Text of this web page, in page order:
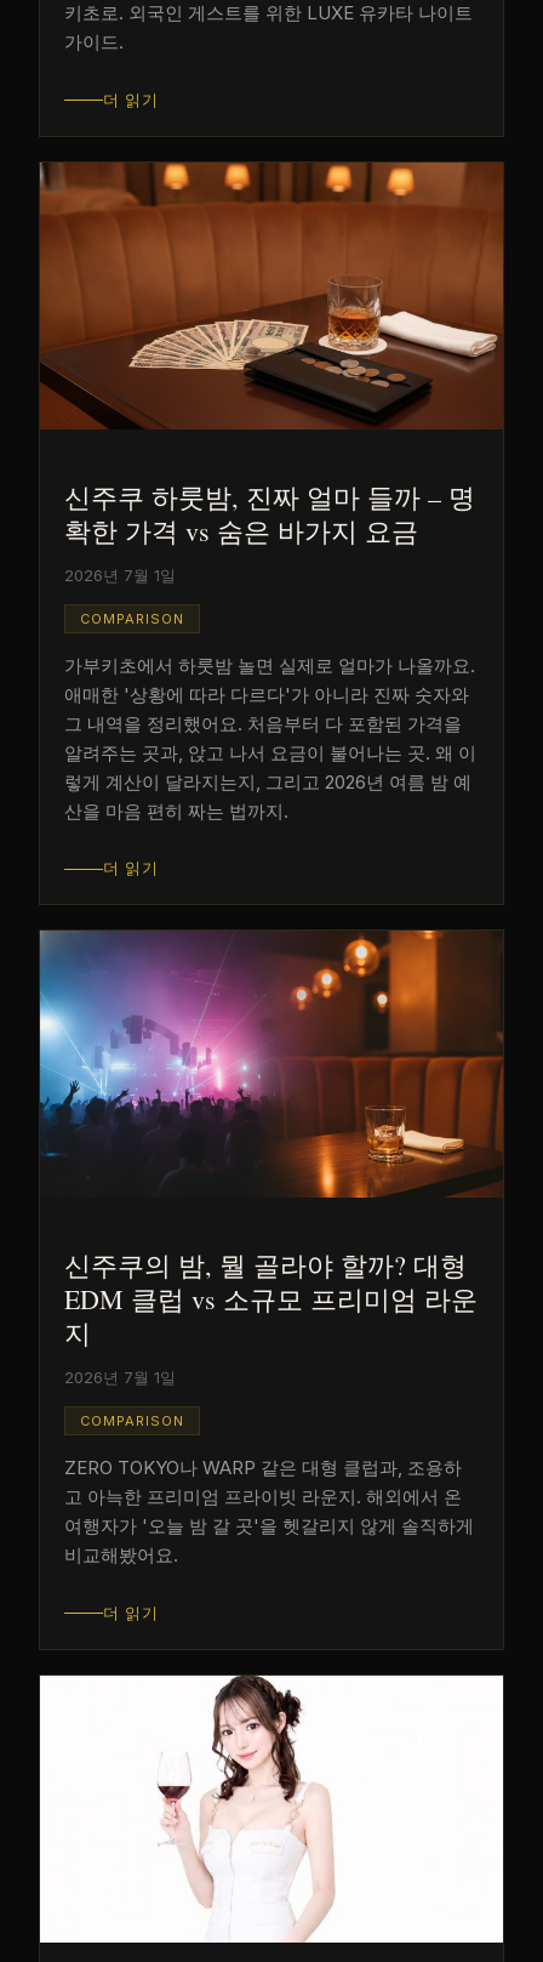
키초로. 외국인 게스트를 위한 LUXE 유카타 나이트
가이드.
더 읽기
신주쿠 하룻밤, 진짜 얼마 들까 – 명
확한 가격 vs 숨은 바가지 요금
2026년 7월 1일
COMPARISON
가부키초에서 하룻밤 놀면 실제로 얼마가 나올까요.
애매한 '상황에 따라 다르다'가 아니라 진짜 숫자와
그 내역을 정리했어요. 처음부터 다 포함된 가격을
알려주는 곳과, 앉고 나서 요금이 불어나는 곳. 왜 이
렇게 계산이 달라지는지, 그리고 2026년 여름 밤 예
산을 마음 편히 짜는 법까지.
더 읽기
신주쿠의 밤, 뭘 골라야 할까? 대형
EDM 클럽 vs 소규모 프리미엄 라운
지
2026년 7월 1일
COMPARISON
ZERO TOKYO나 WARP 같은 대형 클럽과, 조용하
고 아늑한 프리미엄 프라이빗 라운지. 해외에서 온
여행자가 '오늘 밤 갈 곳'을 헷갈리지 않게 솔직하게
비교해봤어요.
더 읽기